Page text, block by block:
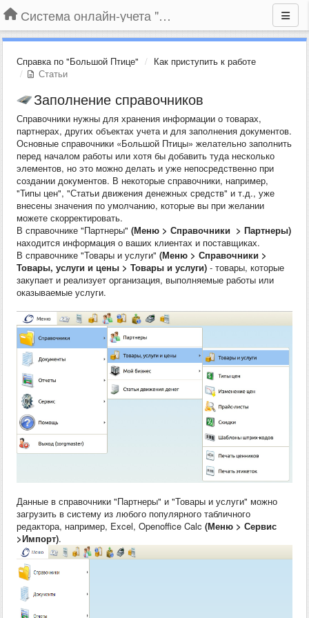
Система онлайн-учета "Большая Птица"
Справка по "Большой Птице"
Как приступить к работе
Статьи
Заполнение справочников
Справочники нужны для хранения информации о товарах,
партнерах, других объектах учета и для заполнения документов.
Основные справочники «Большой Птицы» желательно заполнить
перед началом работы или хотя бы добавить туда несколько
элементов, но это можно делать и уже непосредственно при
создании документов. В некоторые справочники, например,
"Типы цен", "Статьи движения денежных средств" и т.д., уже
внесены значения по умолчанию, которые вы при желании
можете скорректировать.
В справочнике "Партнеры" (Меню > Справочники > Партнеры)
находится информация о ваших клиентах и поставщиках.
В справочнике "Товары и услуги" (Меню > Справочники >
Товары, услуги и цены > Товары и услуги) - товары, которые
закупает и реализует организация, выполняемые работы или
оказываемые услуги.
Данные в справочники "Партнеры" и "Товары и услуги" можно
загрузить в систему из любого популярного табличного
редактора, например, Excel, Openoffice Calc (Меню > Сервис
>Импорт).